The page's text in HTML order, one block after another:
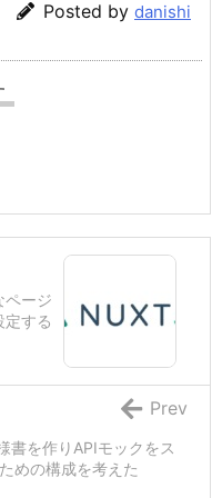
Posted by danishi
ページ
定する
書を作りAPIモックをス
めの構成を考えた
Prev